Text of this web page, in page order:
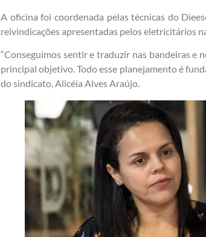
A oficina foi coordenada pelas técnicas do
reivindicações apresentadas pelos eletricitários
“Conseguimos sentir e traduzir nas bandeiras e
principal objetivo. Todo esse planejamento é
do sindicato, Alicéia Alves Araújo.